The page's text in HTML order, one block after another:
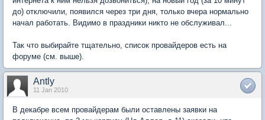
до) отключили, появился через три дня, только вчера нормально
начал работать. Видимо в праздники никто не обслуживал...
Так что выбирайте тщательно, список провайдеров есть на
форуме (см. выше).
Antly
11 Jan 2010
В декабре всем провайдерам были оставлены заявки на